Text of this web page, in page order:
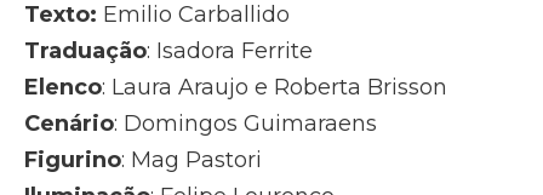
Texto: Emilio Carballido
Traduação: Isadora Ferrite
Elenco: Laura Araujo e Roberta Brisson
Cenário: Domingos Guimaraens
Figurino: Mag Pastori